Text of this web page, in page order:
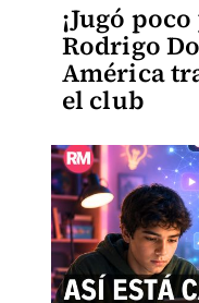
¡Jugó
Rodrigo
América
el club